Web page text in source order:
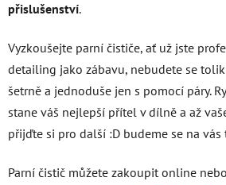
přislušenství.
Vyzkoušejte parní čističe, ať už jste
detailing jako zábavu, nebudete se
šetrně a jednoduše jen s pomocí páry.
stane váš nejlepší přítel v dílně a až
přijďte si pro další :D budeme se na vás
Parní čistič můžete zakoupit online